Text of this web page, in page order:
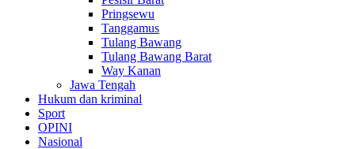
Pringsewu
Tanggamus
Tulang Bawang
Tulang Bawang Barat
Way Kanan
Jawa Tengah
Hukum dan kriminal
Sport
OPINI
Nasional